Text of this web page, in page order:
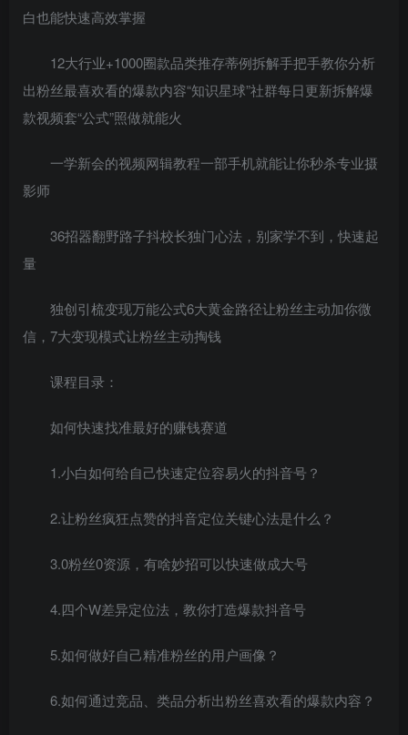
白也能快速高效掌握
12大行业+1000圈款品类推存蒂例拆解手把手教你分析
出粉丝最喜欢看的爆款内容“知识星球”社群每日更新拆解爆
款视频套“公式”照做就能火
一学新会的视频网辑教程一部手机就能让你秒杀专业摄
影师
36招器翻野路子抖校长独门心法，别家学不到，快速起
量
独创引梳变现万能公式6大黄金路径让粉丝主动加你微
信，7大变现模式让粉丝主动掏钱
课程目录：
如何快速找准最好的赚钱赛道
1.小白如何给自己快速定位容易火的抖音号？
2.让粉丝疯狂点赞的抖音定位关键心法是什么？
3.0粉丝0资源，有啥妙招可以快速做成大号
4.四个W差异定位法，教你打造爆款抖音号
5.如何做好自己精准粉丝的用户画像？
6.如何通过竞品、类品分析出粉丝喜欢看的爆款内容？